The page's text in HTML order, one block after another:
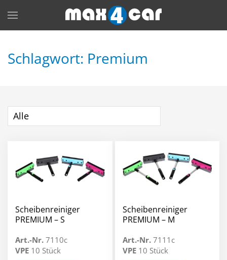
Skip to main content
Schlagwort: Premium
Alle
Scheibenreiniger
PREMIUM – S
Art.-Nr. 7110c
VPE 10 Stück
Scheibenreiniger
PREMIUM – M
Art.-Nr. 7111c
VPE10 Stück